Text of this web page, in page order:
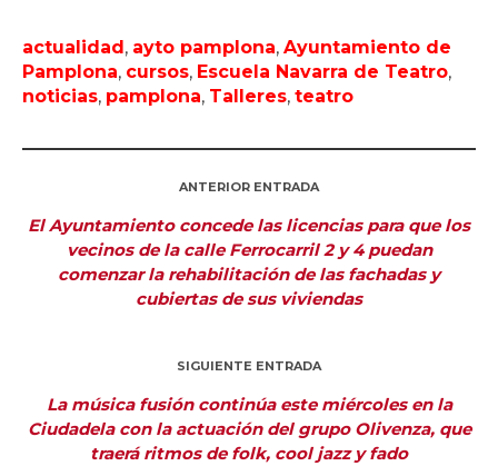
actualidad, ayto pamplona, Ayuntamiento de
Pamplona, cursos, Escuela Navarra de Teatro,
noticias, pamplona, Talleres, teatro
ANTERIOR ENTRADA
El Ayuntamiento concede las licencias para que los
vecinos de la calle Ferrocarril 2 y 4 puedan
comenzar la rehabilitación de las fachadas y
cubiertas de sus viviendas
SIGUIENTE ENTRADA
La música fusión continúa este miércoles en la
Ciudadela con la actuación del grupo Olivenza, que
traerá ritmos de folk, cool jazz y fado